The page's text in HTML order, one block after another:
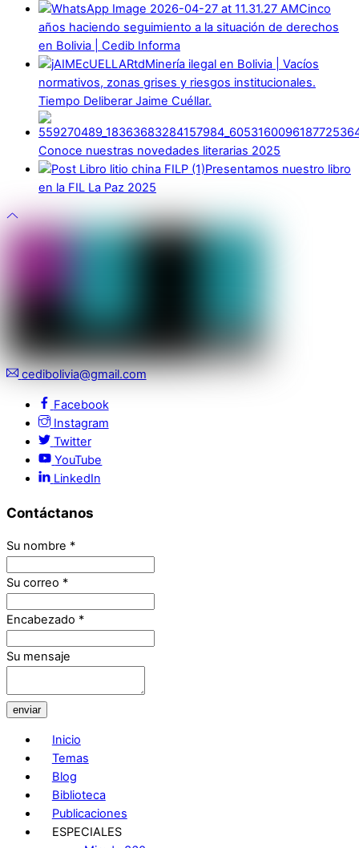
Cinco
años haciendo seguimiento a la situación de derechos
en Bolivia | Cedib Informa
Minería ilegal en Bolivia | Vacíos
normativos, zonas grises y riesgos institucionales.
Tiempo Deliberar Jaime Cuéllar.
Conoce nuestras novedades literarias 2025
Presentamos nuestro libro
en la FIL La Paz 2025
cedibolivia@gmail.com
Facebook
Instagram
Twitter
YouTube
LinkedIn
Contáctanos
Su nombre *
Su correo *
Encabezado *
Su mensaje
enviar
Inicio
Temas
Blog
Biblioteca
Publicaciones
ESPECIALES